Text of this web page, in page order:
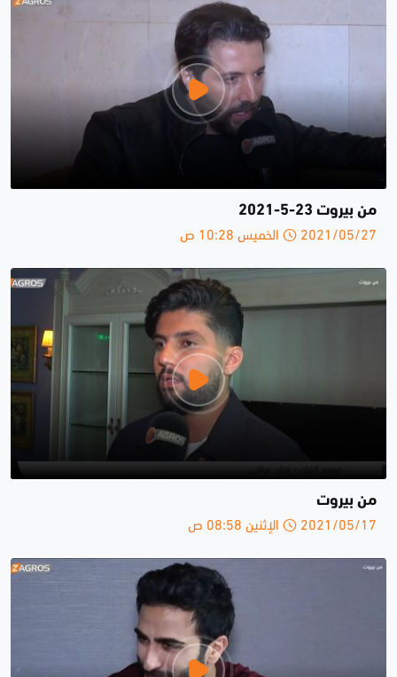
من بيروت 23-5-2021
2021/05/27 الخميس 10:28 ص
من بيروت
2021/05/17 الإثنين 08:58 ص